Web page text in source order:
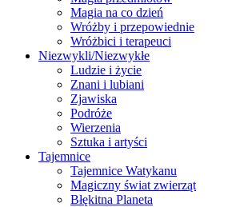
Magia na co dzień
Wróżby i przepowiednie
Wróżbici i terapeuci
Niezwykli/Niezwykłe
Ludzie i życie
Znani i lubiani
Zjawiska
Podróże
Wierzenia
Sztuka i artyści
Tajemnice
Tajemnice Watykanu
Magiczny świat zwierząt
Błękitna Planeta